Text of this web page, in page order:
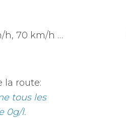
h, 70 km/h …
la route:
tous les
0g/l.